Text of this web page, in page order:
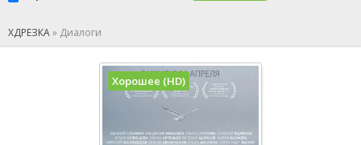
ХДРЕЗКА» Диалоги
Хорошее (HD)